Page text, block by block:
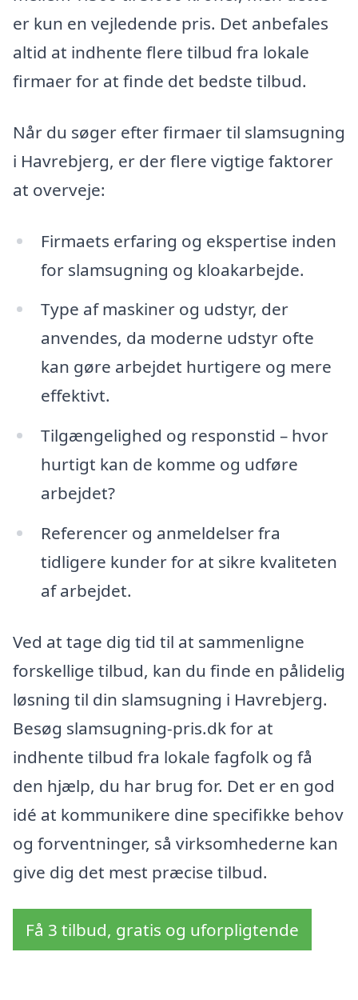
er kun en vejledende pris. Det anbefales
altid at indhente flere tilbud fra lokale
firmaer for at finde det bedste tilbud.
Når du søger efter firmaer til slamsugning
i Havrebjerg, er der flere vigtige faktorer
at overveje:
Firmaets erfaring og ekspertise inden
for slamsugning og kloakarbejde.
Type af maskiner og udstyr, der
anvendes, da moderne udstyr ofte
kan gøre arbejdet hurtigere og mere
effektivt.
Tilgængelighed og responstid – hvor
hurtigt kan de komme og udføre
arbejdet?
Referencer og anmeldelser fra
tidligere kunder for at sikre kvaliteten
af arbejdet.
Ved at tage dig tid til at sammenligne
forskellige tilbud, kan du finde en pålidelig
løsning til din slamsugning i Havrebjerg.
Besøg slamsugning-pris.dk for at
indhente tilbud fra lokale fagfolk og få
den hjælp, du har brug for. Det er en god
idé at kommunikere dine specifikke behov
og forventninger, så virksomhederne kan
give dig det mest præcise tilbud.
Få 3 tilbud, gratis og uforpligtende